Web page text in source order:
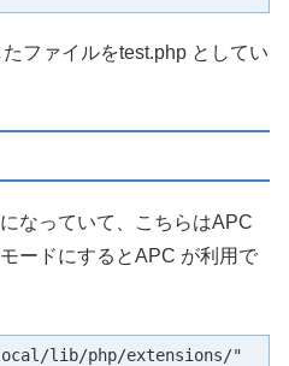
ファイルをtest.php としてい
なっていて、こちらはAPC
ードにするとAPC が利用で
lib/php/extensions/"